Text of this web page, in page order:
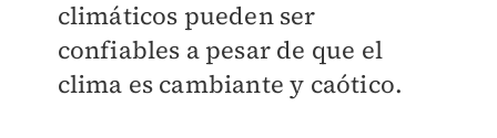
climáticos pueden ser
confiables a pesar de que el
clima es cambiante y caótico.